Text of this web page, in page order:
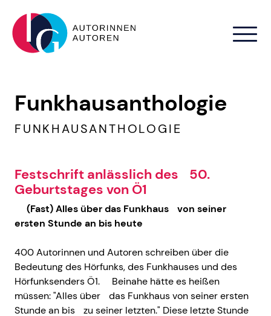
Funkhausanthologie
FUNKHAUSANTHOLOGIE
Festschrift anlässlich des 50.
Geburtstages von Ö1
(Fast) Alles über das Funkhaus von seiner
ersten Stunde an bis heute
400 Autorinnen und Autoren schreiben über die
Bedeutung des Hörfunks, des Funkhauses und des
Hörfunksenders Ö1. Beinahe hätte es heißen
müssen: "Alles über das Funkhaus von seiner ersten
Stunde an bis zu seiner letzten." Diese letzte Stunde